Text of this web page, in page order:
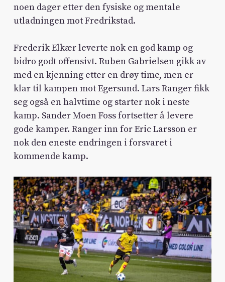
noen dager etter den fysiske og mentale
utladningen mot Fredrikstad.
Frederik Elkær leverte nok en god kamp og
bidro godt offensivt. Ruben Gabrielsen gikk av
med en kjenning etter en drøy time, men er
klar til kampen mot Egersund. Lars Ranger fikk
seg også en halvtime og starter nok i neste
kamp. Sander Moen Foss fortsetter å levere
gode kamper. Ranger inn for Eric Larsson er
nok den eneste endringen i forsvaret i
kommende kamp.